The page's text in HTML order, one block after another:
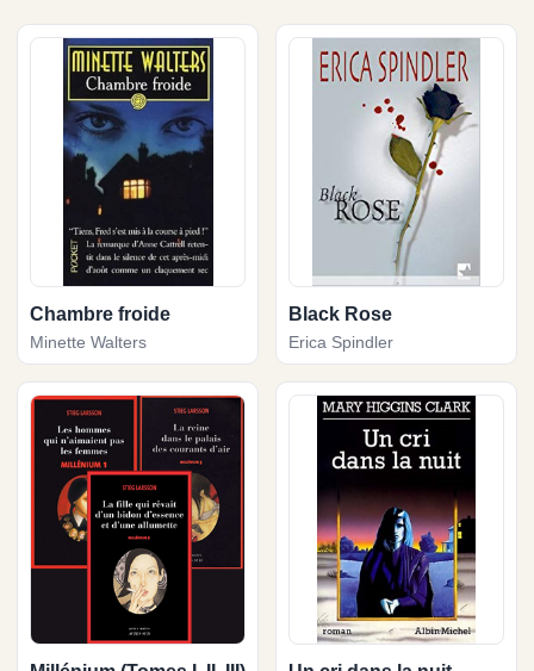
Chambre froide
Minette Walters
Black Rose
Erica Spindler